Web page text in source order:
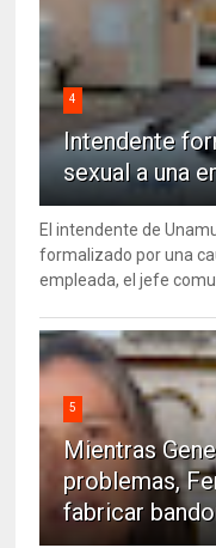
4
Intendente
sexual a una
El intendente de
formalizado por una
empleada, el jefe
5
Mientras
problemas,
fabricar